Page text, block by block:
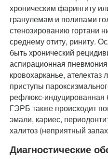
хроническим фарингиту
гранулемам и полипами
стенозированию гортани
среднему отиту, риниту.
быть хронический
аспирационная
кровохарканье, ателектаз
приступы
рефлюкс-индуцированная
ГЭРБ также происходит
эмали, кариес,
халитоз (неприятный
Диагностические